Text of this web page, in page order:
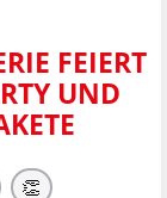
FEIERT
UND
👏